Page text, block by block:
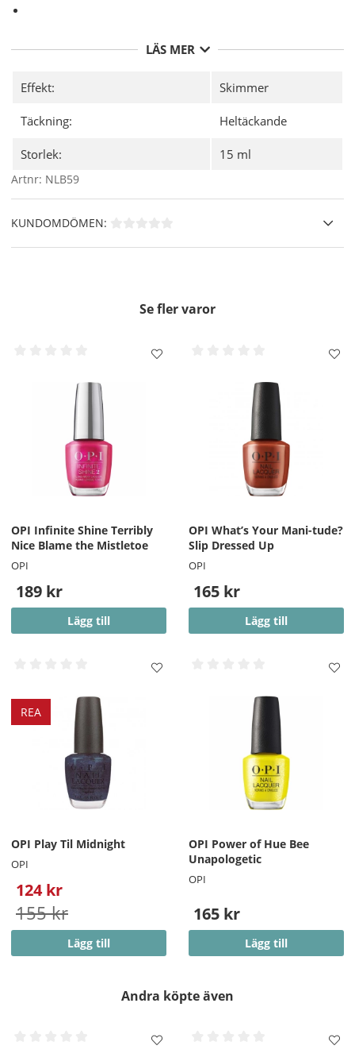
LÄS MER
Effekt: Skimmer
Täckning: Heltäckande
Storlek: 15 ml
Artnr: NLB59
KUNDOMDÖMEN:
Se fler varor
OPI Infinite Shine Terribly
Nice Blame the Mistletoe
OPI
189 kr
Lägg till
OPI What’s Your Mani-tude?
Slip Dressed Up
OPI
165 kr
Lägg till
REA
OPI Play Til Midnight
OPI
124 kr
155 kr
Lägg till
OPI Power of Hue Bee
Unapologetic
OPI
165 kr
Lägg till
Andra köpte även